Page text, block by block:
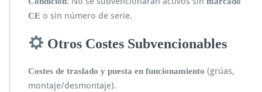
CE o sin número de serie.
Otros Costes Subvencionables
Costes de traslado y puesta en funcionamiento (grúas,
montaje/desmontaje).